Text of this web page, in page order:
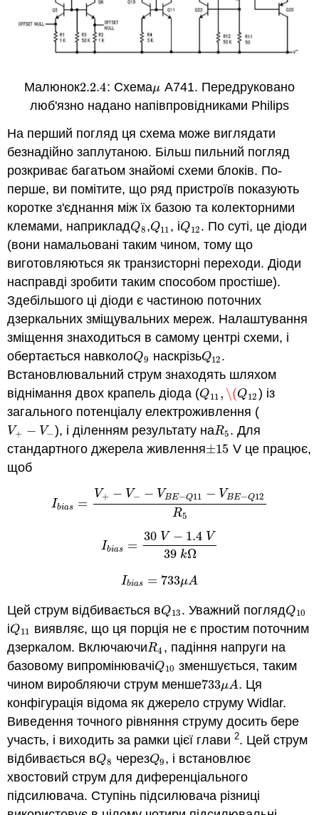
Малюнок2.2.4
2.2.4: Схемаμ
μ А741. Передруковано
люб'язно надано напівпровідниками Philips
На перший погляд ця схема може виглядати
безнадійно заплутаною. Більш пильний погляд
розкриває багатьом знайомі схеми блоків. По-
перше, ви помітите, що ряд пристроїв показують
коротке з'єднання між їх базою та колекторними
клемами, наприкладQ8
Q8,Q11
Q11, іQ12
Q12. По суті, це діоди
(вони намальовані таким чином, тому що
виготовляються як транзисторні переходи. Діоди
насправді зробити таким способом простіше).
Здебільшого ці діоди є частиною поточних
дзеркальних зміщувальних мереж. Налаштування
зміщення знаходиться в самому центрі схеми, і
обертається навколоQ9
Q9 наскрізьQ12
Q12.
Встановлювальний струм знаходять шляхом
віднімання двох крапель діода (Q11, \(Q12
Q11 ,\(Q12) із
загального потенціалу електроживлення (
V+ − V−
V+ −V− ), і діленням результату наR5
R5. Для
стандартного джерела живлення±15
±15 V це працює,
щоб
Ibias =
V+ − V− − VBE−Q11 − VBE−Q12
R5
Ibias=V+−V−−VBE−Q11−VBE−Q12R
Ibias =
30 V − 1.4 V
39 kΩ
Ibias =30 V−1.4 V39
Ibias = 733μA
Ibia s= 733μA
Цей струм відбивається вQ13
Q13. Уважний поглядQ10
Q10
іQ11
Q11 виявляє, що ця порція не є простим поточним
дзеркалом. ВключаючиR4
R4 , падіння напруги на
базовому випромінювачіQ10
Q10зменшується, таким
чином виробляючи струм менше733μA
733μA. Ця
конфігурація відома як джерело струму Widlar.
Виведення точного рівняння струму досить бере
участь, і виходить за рамки цієї глави2. Цей струм
відбивається вQ8
Q8 черезQ9
Q9, і встановлює
хвостовий струм для диференціального
підсилювача. Ступінь підсилювача різниці